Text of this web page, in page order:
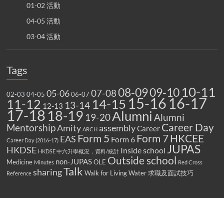
01-02 活動
04-05 活動
03-04 活動
Tags
02-03 04-05 05-06 06-07 07-0808-0909-10 10-11
11-12 12-13 13-14 14-15 15-16 16-17
17-18 18-19 19-20Alumni Alumni
MentorshipAmity ARCH assemblyCareer Career Day
Career Day (2016-17) EAS Form 5 Form 6 Form 7HKCEE
HKDSE HKDSE 中六升學概況，資料/統計 Inside school JUPAS
Medicine Minutes non-JUPAS OLE Outside school
Red Cross
Reference sharingTalk Walk for Living Water 求職及面試技巧